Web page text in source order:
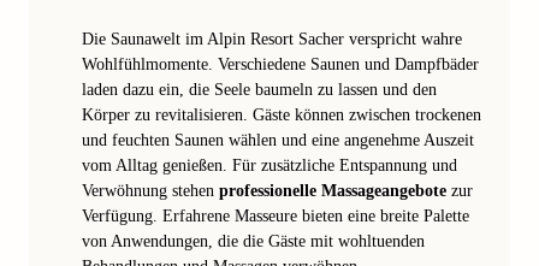
Die Saunawelt im Alpin Resort Sacher verspricht wahre
Wohlfühlmomente. Verschiedene Saunen und Dampfbäder
laden dazu ein, die Seele baumeln zu lassen und den
Körper zu revitalisieren. Gäste können zwischen trockenen
und feuchten Saunen wählen und eine angenehme Auszeit
vom Alltag genießen. Für zusätzliche Entspannung und
Verwöhnung stehen professionelle Massageangebote zur
Verfügung. Erfahrene Masseure bieten eine breite Palette
von Anwendungen, die die Gäste mit wohltuenden